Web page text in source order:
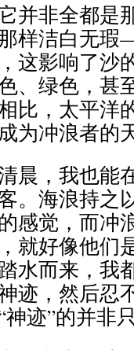
并非全都是
样洁白无
这影响了沙
、绿色，甚
比，太平洋
为冲浪者的
晨，我也能
。海浪持之
感觉，而冲
就好像他们
水而来，我
迹，然后忍
迹”的并非